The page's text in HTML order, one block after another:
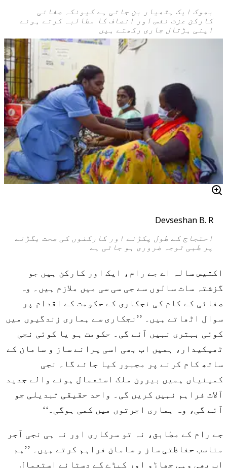
بھوک ایک ہتھیار بن جاتی ہے کیونکہ صفائی
کارکن عزت نفس اور انصاف کا مطالبہ کرتے ہوئے
اپنی ہڑتال جاری رکھتے ہیں
Devseshan B. R
احتجاج کے طول پکڑنے اور کارکنوں کی صحت بگڑنے
پر طبی توجہ ضروری ہو جاتی ہے
اکتیس سالہ اے جے رام، ایک اور کارکن ہیں جو
گزشتہ سات سالوں سے جی سی سی میں ملازم ہیں۔ وہ
صفائی کے کام کی نجکاری کے حکومت کے اقدام پر
سوال اٹھاتے ہیں۔ ’’نجکاری سے ہماری زندگیوں میں
کوئی بہتری نہیں آئے گی۔ حکومت ہو یا کوئی نجی
ٹھیکیدار، ہمیں اب بھی اسی پرانے ساز و سامان کے
ساتھ کام کرنے پر مجبور کیا جائے گا۔ نجی
کمپنیاں ہمیں بیرون ملک استعمال ہونے والے جدید
آلات فراہم نہیں کریں گی۔ واحد حقیقی تبدیلی جو
آئے گی، وہ ہماری اجرتوں میں کمی ہوگی۔‘‘
جے رام کے مطابق، نہ تو سرکاری اور نہ ہی نجی آجر
مناسب حفاظتی ساز و سامان فراہم کرتے ہیں۔ ’’ہم
اب بھی وہی جھاڑو اور کپڑے کے دستانے استعمال